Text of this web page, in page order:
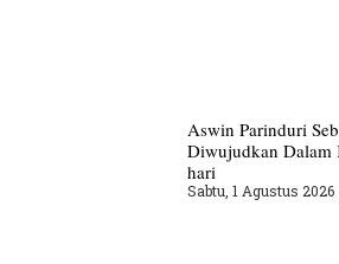
Aswin Parinduri
Diwujudkan Dalam
hari
Sabtu, 1 Agustus 2026